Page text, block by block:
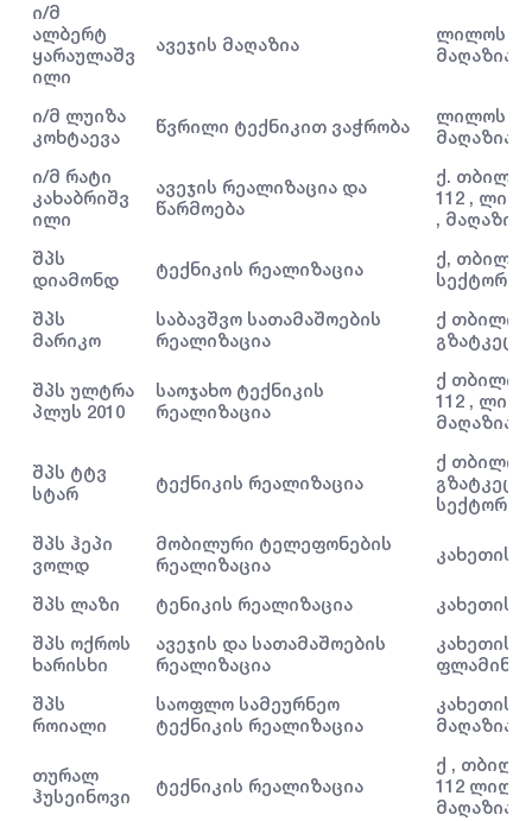
ი/მ
ალბერტ
ყარაულაშვ
ილი
ავეჯის მაღაზია
ლილოს
მაღაზია
ი/მ ლუიზა
კოხტაევა
წვრილი ტექნიკით ვაჭრობა
ლილოს
მაღაზია 1
ი/მ რატი
კახაბრიშვ
ილი
ავეჯის რეალიზაცია და
წარმოება
ქ.
112 ,
, მაღაზია
შპს
დიამონდ
ტექნიკის რეალიზაცია
ქ,
სექტორი
შპს
მარიკო
საბავშვო სათამაშოების
რეალიზაცია
ქ
შპს ულტრა
პლუს 2010
საოჯახო ტექნიკის
რეალიზაცია
ქ
112 ,
მაღაზია
შპს ტტვ
სტარ
ტექნიკის რეალიზაცია
ქ
სექტორი
შპს ჰეპი
ვოლდ
მობილური ტელეფონების
რეალიზაცია
კახეთის
შპს ლაზი ტენიკის რეალიზაცია
კახეთის
შპს ოქროს
ხარისხი
ავეჯის და სათამაშოების
რეალიზაცია
კახეთის
შპს
როიალი
საოფლო სამეურნეო
ტექნიკის რეალიზაცია
კახეთის
მაღაზია
თურალ
ჰუსეინოვი
ტექნიკის რეალიზაცია
ქ ,
112 ლილო
მაღაზია